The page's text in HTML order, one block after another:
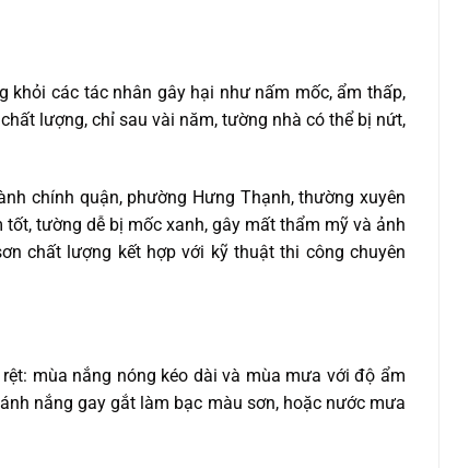
khỏi các tác nhân gây hại như nấm mốc, ẩm thấp,
lượng, chỉ sau vài năm, tường nhà có thể bị nứt,
chính quận, phường Hưng Thạnh, thường xuyên
tường dễ bị mốc xanh, gây mất thẩm mỹ và ảnh
chất lượng kết hợp với kỹ thuật thi công chuyên
mùa nắng nóng kéo dài và mùa mưa với độ ẩm
nắng gay gắt làm bạc màu sơn, hoặc nước mưa